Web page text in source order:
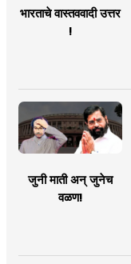
भारताचे वास्तववादी उत्तर
!
जुनी माती अन् जुनेच
वळण!